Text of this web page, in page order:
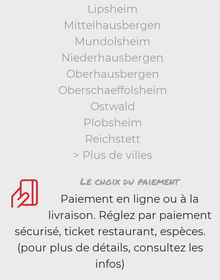
Lipsheim
Mittelhausbergen
Mundolsheim
Niederhausbergen
Oberhausbergen
Oberschaeffolsheim
Ostwald
Plobsheim
Reichstett
> Plus de villes
Le choix du paiement
Paiement en ligne ou à la
livraison. Réglez par paiement
sécurisé, ticket restaurant, espèces.
(pour plus de détails, consultez les
infos)